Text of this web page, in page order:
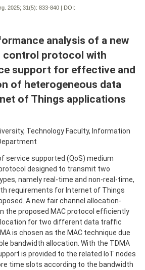
2025; 31(5): 833-840 | DOI:
analysis of a new
control protocol with
support for effective and
of heterogeneous data
of Things applications
Technology Faculty, Information
service supported (QoS) medium
designed to transmit two
namely real-time and non-real-time,
requirements for Internet of Things
A new fair channel allocation-
the proposed MAC protocol efficiently
for two different data traffic
is chosen as the MAC technique due
bandwidth allocation. With the TDMA
is provided to the related IoT nodes
time slots according to the bandwidth